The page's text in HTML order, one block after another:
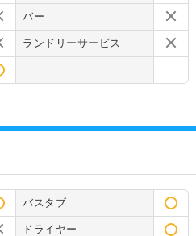
バー
ランドリーサービス
バスタブ
ドライヤー